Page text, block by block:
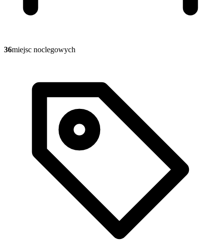
36miejsc noclegowych